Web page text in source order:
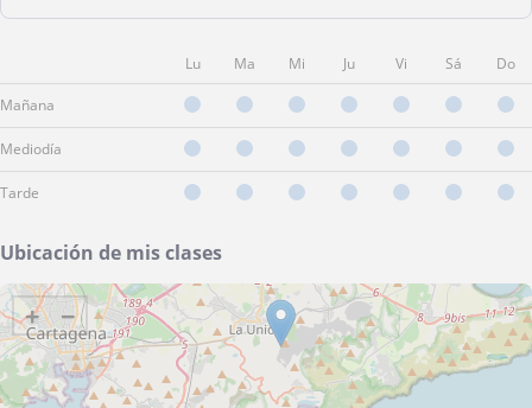
Lu Ma Mi Ju Vi Sá Do
Mañana
Mediodía
Tarde
Ubicación de mis clases
+ −